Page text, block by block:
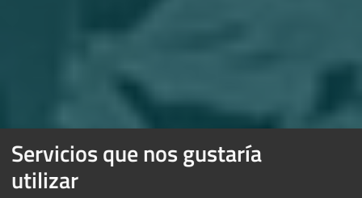
Servicios que nos gustaría
utilizar